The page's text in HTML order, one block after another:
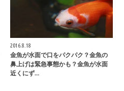
2016.8.18
金魚が水面で口をパクパク？金魚の
鼻上げは緊急事態かも？金魚が水面
近くにず…